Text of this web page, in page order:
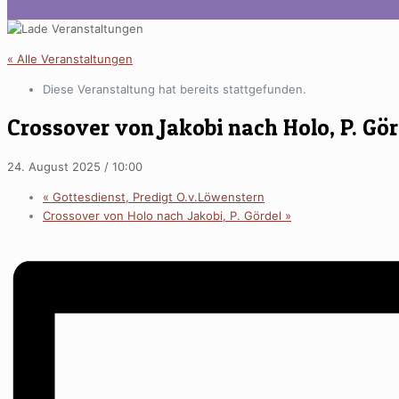
« Alle Veranstaltungen
Diese Veranstaltung hat bereits stattgefunden.
Crossover von Jakobi nach Holo, P.
24. August 2025 / 10:00
« Gottesdienst, Predigt O.v.Löwenstern
Crossover von Holo nach Jakobi, P. Gördel »